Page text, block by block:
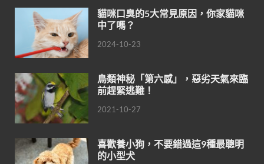
貓咪口臭的5大常見原因，你家貓咪
中了嗎？
2024-10-23
鳥類神秘「第六感」，惡劣天氣來臨
前趕緊逃難！
2021-10-27
喜歡養小狗，不要錯過這9種最聰明
的小型犬